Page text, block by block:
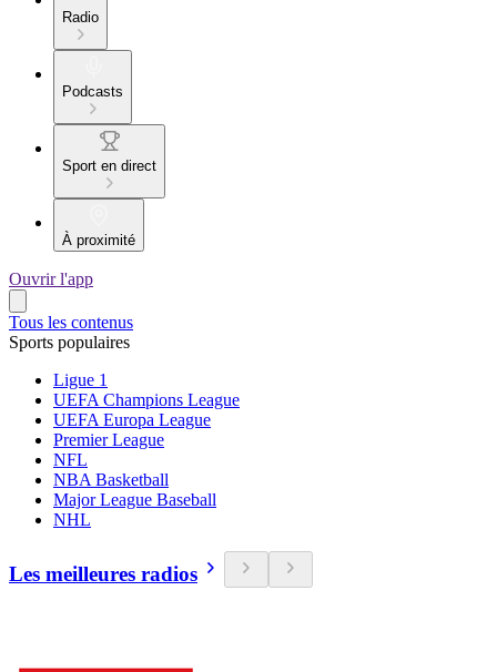
Radio
Podcasts
Sport en direct
À proximité
Ouvrir l'app
Tous les contenus
Sports populaires
Ligue 1
UEFA Champions League
UEFA Europa League
Premier League
NFL
NBA Basketball
Major League Baseball
NHL
Les meilleures radios